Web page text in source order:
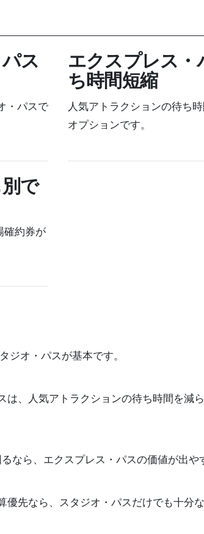
ス
・パスで
エクスプレス・
ち時間短縮
人気アトラクションの待ち
オプションです。
で
確約券が
ジオ・パスが基本です。
は、人気アトラクションの待ち時間を減
なら、エクスプレス・パスの価値が出や
優先なら、スタジオ・パスだけでも十分